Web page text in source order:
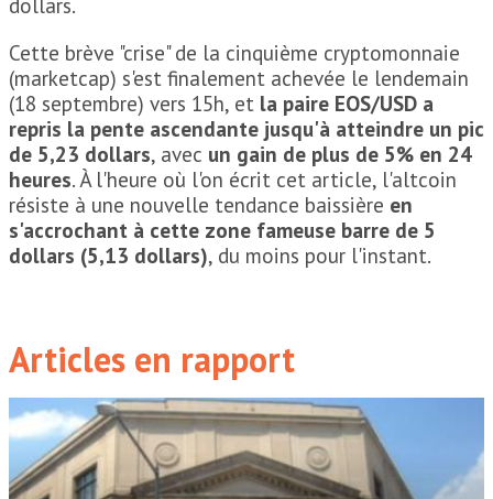
Cette brève "crise" de la cinquième cryptomonnaie
(marketcap) s'est finalement achevée le lendemain
(18 septembre) vers 15h, et la paire EOS/USD a
repris la pente ascendante jusqu'à atteindre un pic
de 5,23 dollars, avec un gain de plus de 5% en 24
heures. À l'heure où l'on écrit cet article, l'altcoin
résiste à une nouvelle tendance baissière en
s'accrochant à cette zone fameuse barre de 5
dollars (5,13 dollars), du moins pour l'instant.
Articles en rapport